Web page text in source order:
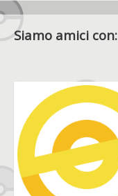
Siamo amici con: